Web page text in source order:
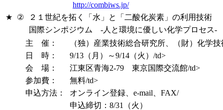
http://combiws.jp/
★
②
２１世紀を拓く「水」と「二酸化炭素」の利用技術
国際シンポジウム -人と環境に優しい化学プロセス-
主 催：
（独）産業技術総合研究所、（財）化学
日 時：
9/13（月）～9/14（火）/td>
会 場：
江東区青海2-79 東京国際交流館/td>
参加費：
無料/td>
申込方法：
オンライン登録、e-mail、FAX/
申込締切：8/31（火）